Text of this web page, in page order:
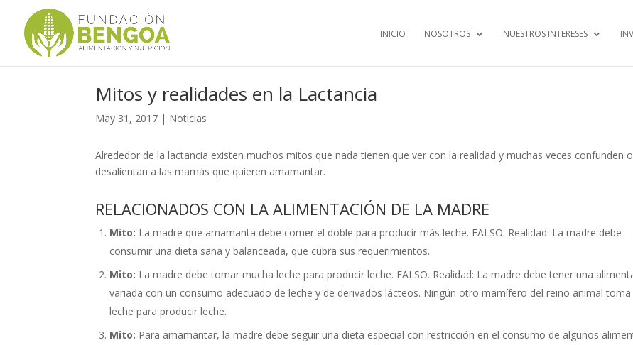
INICIO NOSOTROS NUESTROS INTERESES
Mitos y realidades en la Lactancia
May 31, 2017 | Noticias
Alrededor de la lactancia existen muchos mitos que nada tienen que ver con la realidad y muchas veces confunden o
desalientan a las mamás que quieren amamantar.
RELACIONADOS CON LA ALIMENTACIÓN DE LA MADRE
Mito: La madre que amamanta debe comer el doble para producir más leche. FALSO. Realidad: La madre debe
consumir una dieta sana y balanceada, que cubra sus requerimientos.
Mito: La madre debe tomar mucha leche para producir leche. FALSO. Realidad: La madre debe tener una
variada con un consumo adecuado de leche y de derivados lácteos. Ningún otro mamífero del reino animal toma
leche para producir leche.
Mito: Para amamantar, la madre debe seguir una dieta especial con restricción en el consumo de algunos